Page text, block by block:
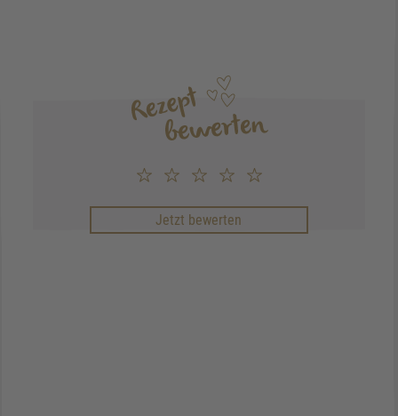
Jetzt bewerten